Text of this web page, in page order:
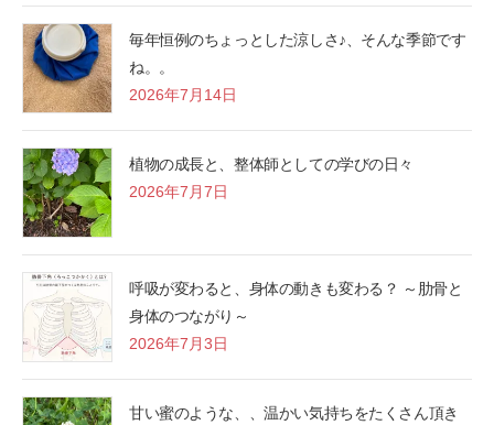
毎年恒例のちょっとした涼しさ♪、そんな季節です
ね。。
2026年7月14日
植物の成長と、整体師としての学びの日々
2026年7月7日
呼吸が変わると、身体の動きも変わる？ ～肋骨と
身体のつながり～
2026年7月3日
甘い蜜のような、、温かい気持ちをたくさん頂き